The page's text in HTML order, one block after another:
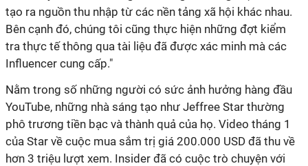
tạo ra nguồn thu nhập từ các nền tảng xã hội khác nhau.
Bên cạnh đó, chúng tôi cũng thực hiện những đợt kiểm
tra thực tế thông qua tài liệu đã được xác minh mà các
Influencer cung cấp."
Nằm trong số những người có sức ảnh hưởng hàng đầu
YouTube, những nhà sáng tạo như Jeffree Star thường
phô trương tiền bạc và thành quả của họ. Video tháng 1
của Star về cuộc mua sắm trị giá 200.000 USD đã thu về
hơn 3 triệu lượt xem. Insider đã có cuộc trò chuyện với